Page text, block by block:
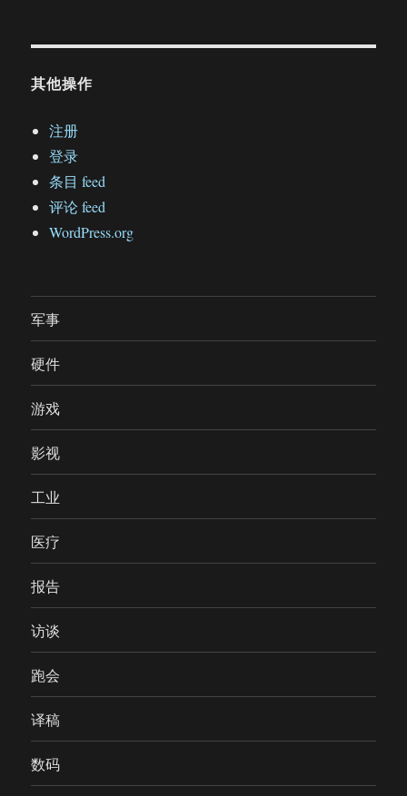
其他操作
注册
登录
条目 feed
评论 feed
WordPress.org
军事
硬件
游戏
影视
工业
医疗
报告
访谈
跑会
译稿
数码